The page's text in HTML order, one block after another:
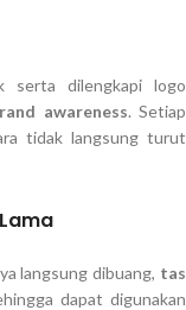
serta dilengkapi logo
awareness. Setiap
tidak langsung turut
langsung dibuang, tas
dapat digunakan